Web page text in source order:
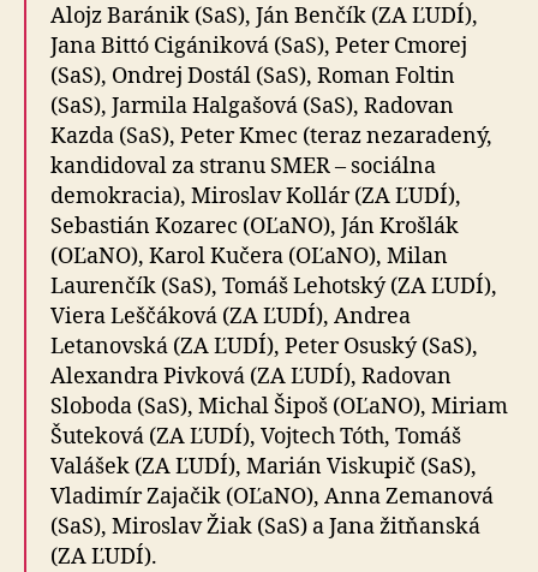
Alojz Baránik (SaS), Ján Benčík (ZA ĽUDÍ),
Jana Bittó Cigániková (SaS), Peter Cmorej
(SaS), Ondrej Dostál (SaS), Roman Foltin
(SaS), Jarmila Halgašová (SaS), Radovan
Kazda (SaS), Peter Kmec (teraz nezaradený,
kandidoval za stranu SMER – sociálna
demokracia), Miroslav Kollár (ZA ĽUDÍ),
Sebastián Kozarec (OĽaNO), Ján Krošlák
(OĽaNO), Karol Kučera (OĽaNO), Milan
Laurenčík (SaS), Tomáš Lehotský (ZA ĽUDÍ),
Viera Leščáková (ZA ĽUDÍ), Andrea
Letanovská (ZA ĽUDÍ), Peter Osuský (SaS),
Alexandra Pivková (ZA ĽUDÍ), Radovan
Sloboda (SaS), Michal Šipoš (OĽaNO), Miriam
Šuteková (ZA ĽUDÍ), Vojtech Tóth, Tomáš
Valášek (ZA ĽUDÍ), Marián Viskupič (SaS),
Vladimír Zajačik (OĽaNO), Anna Zemanová
(SaS), Miroslav Žiak (SaS) a Jana žitňanská
(ZA ĽUDÍ).